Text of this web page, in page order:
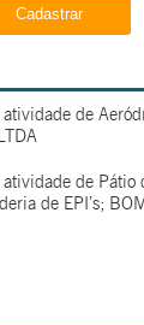
de
de Pátio
de EPI’s;